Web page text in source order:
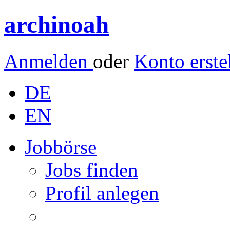
archinoah
Anmelden oder Konto
DE
EN
Jobbörse
Jobs finden
Profil anlegen